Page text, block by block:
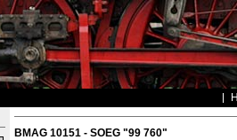
BMAG 10151 - SOEG "99 760"